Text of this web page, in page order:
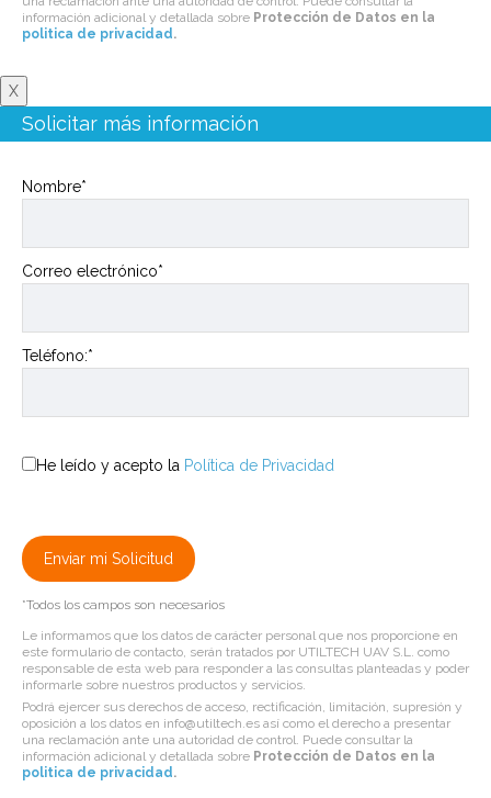
información adicional y detallada sobre Protección de Datos en la
politica de privacidad.
X
Solicitar más información
Nombre*
Correo electrónico*
Teléfono:*
He leído y acepto la Política de Privacidad
*Todos los campos son necesarios
Le informamos que los datos de carácter personal que nos proporcione en
este formulario de contacto, serán tratados por UTILTECH UAV S.L. como
responsable de esta web para responder a las consultas planteadas y poder
informarle sobre nuestros productos y servicios.
Podrá ejercer sus derechos de acceso, rectificación, limitación, supresión y
oposición a los datos en info@utiltech.es así como el derecho a presentar
una reclamación ante una autoridad de control. Puede consultar la
información adicional y detallada sobre Protección de Datos en la
politica de privacidad.